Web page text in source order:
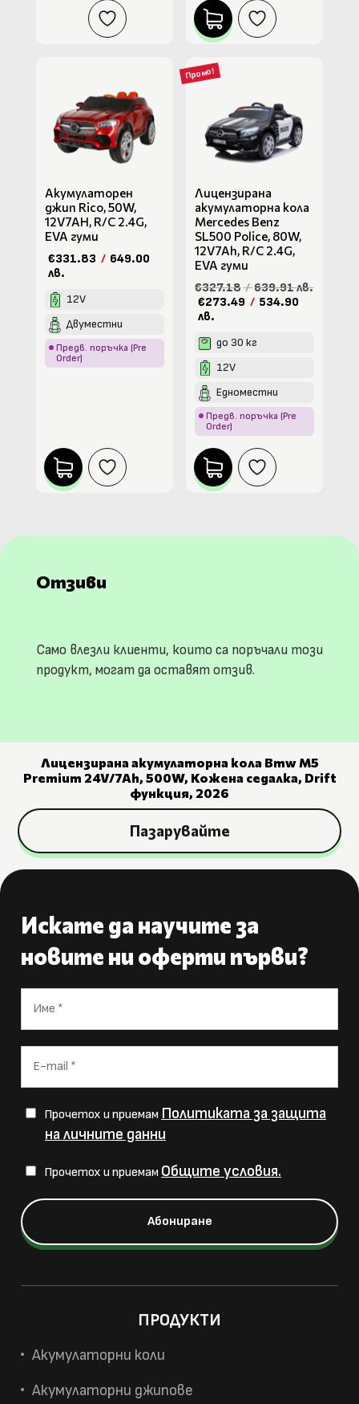
Акумулаторен
джип Rico, 50W,
12V7AH, R/C 2.4G,
EVA гуми
€331.83 / 649.00
лв.
12V
Двуместни
Предв. поръчка (Pre
Order)
Промо!
Лицензирана
акумулаторна кола
Mercedes Benz
SL500 Police, 80W,
12V7Ah, R/C 2.4G,
EVA гуми
€327.18/639.91 лв.
€273.49 / 534.90
лв.
до 30 кг
12V
Едноместни
Предв. поръчка (Pre
Order)
Отзиви
Само влезли клиенти, които са поръчали този
продукт, могат да оставят отзив.
Лицензирана акумулаторна кола Bmw M5
Premium 24V/7Ah, 500W, Кожена седалка, Drift
функция, 2026
Пазарувайте
Искате да научите за
новите ни оферти първи?
Прочетох и приемам Политиката за защита
на личните данни
Прочетох и приемам Общите условия.
ПРОДУКТИ
Акумулаторни коли
Акумулаторни джипове